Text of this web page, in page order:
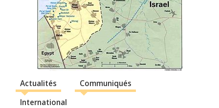
Actualités
Communiqués
International